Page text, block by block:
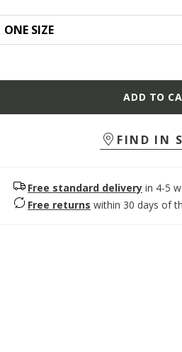
ONE SIZE
ADD TO
FIND IN
Free standard delivery in 4-5
Free returns within 30 days of